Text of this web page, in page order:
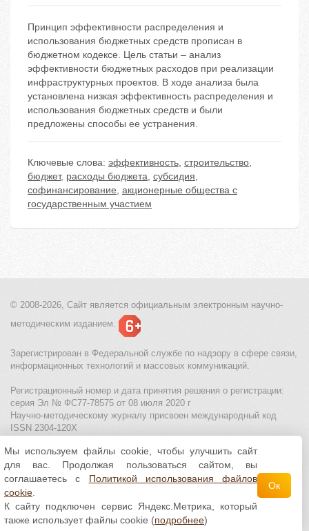
Принцип эффективности распределения и
использования бюджетных средств прописан в
бюджетном кодексе. Цель статьи – анализ
эффективности бюджетных расходов при реализации
инфраструктурных проектов. В ходе анализа была
установлена низкая эффективность распределения и
использования бюджетных средств и были
предложены способы ее устранения.
Ключевые слова: эффективность, строительство,
бюджет, расходы бюджета, субсидия,
софинансирование, акционерные общества с
государственным участием
© 2008-2026, Сайт является официальным электронным научно-
методическим изданием.
Зарегистрирован в Федеральной службе по надзору в сфере связи,
информационных технологий и массовых коммуникаций.
Регистрационный номер и дата принятия решения о регистрации:
серия Эл № ФС77-78575 от 08 июля 2020 г
Научно-методическому журналу присвоен международный код
ISSN 2304-120X
МЦИТО|Школьные олимпиады и онлайн конкурсы для детей
Политика использования файлов cookie| Политика обработки и
защиты персональных данных
Все материалы доступны полицензии Creative
Commons С указанием авторства 4.0 Всемирная
Мы используем файлы cookie, чтобы улучшить сайт
для вас. Продолжая пользоваться сайтом, вы
соглашаетесь с Политикой использования файлов
cookie
К сайту подключен сервис Яндекс.Метрика, который
также использует файлы cookie (подробнее)
Ок